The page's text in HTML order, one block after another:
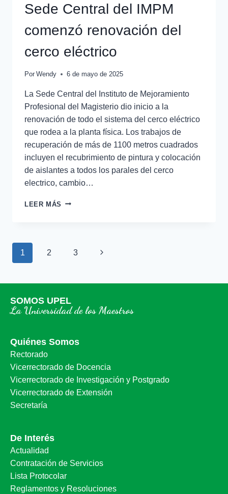
Sede Central del IMPM
comenzó renovación del
cerco eléctrico
Por Wendy 6 de mayo de 2025
La Sede Central del Instituto de Mejoramiento
Profesional del Magisterio dio inicio a la
renovación de todo el sistema del cerco eléctrico
que rodea a la planta física. Los trabajos de
recuperación de más de 1100 metros cuadrados
incluyen el recubrimiento de pintura y colocación
de aislantes a todos los parales del cerco
electrico, cambio…
LEER MÁS
1 2 3
SOMOS UPEL
La Universidad de los Maestros
Quiénes Somos
Rectorado
Vicerrectorado de Docencia
Vicerrectorado de Investigación y Postgrado
Vicerrectorado de Extensión
Secretaría
De Interés
Actualidad
Contratación de Servicios
Lista Protocolar
Reglamentos y Resoluciones